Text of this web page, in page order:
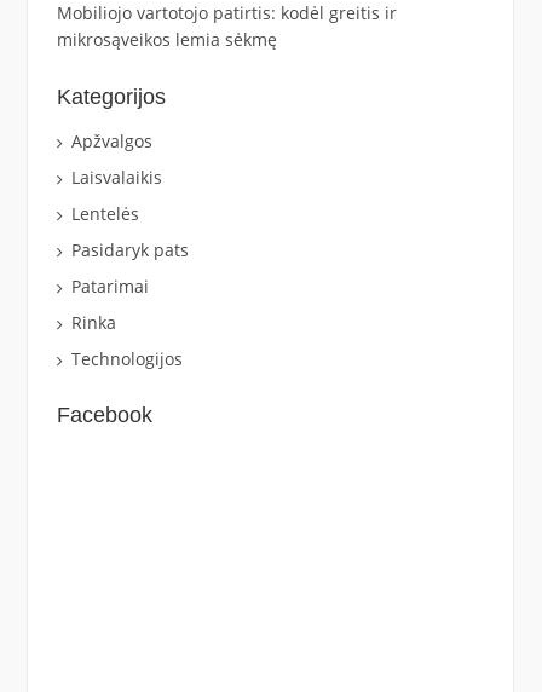
Mobiliojo vartotojo patirtis: kodėl greitis ir
mikrosąveikos lemia sėkmę
Kategorijos
Apžvalgos
Laisvalaikis
Lentelės
Pasidaryk pats
Patarimai
Rinka
Technologijos
Facebook